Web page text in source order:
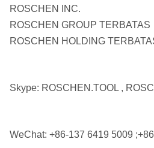
ROSCHEN INC.
ROSCHEN GROUP TERBATAS
ROSCHEN HOLDING
Skype: ROSCHEN.TOOL ,
WeChat: +86-137 6419 5009